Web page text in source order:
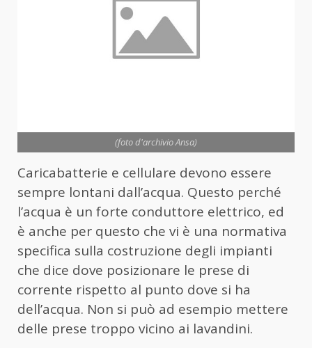
(foto d'archivio Ansa)
Caricabatterie e cellulare devono essere
sempre lontani dall’acqua. Questo perché
l’acqua è un forte conduttore elettrico, ed
è anche per questo che vi è una normativa
specifica sulla costruzione degli impianti
che dice dove posizionare le prese di
corrente rispetto al punto dove si ha
dell’acqua. Non si può ad esempio mettere
delle prese troppo vicino ai lavandini.